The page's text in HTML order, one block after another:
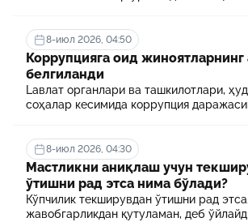
8-июл 2026, 04:50
Коррупцияга оид жиноятларнинг
белгиланди
Lавлат органлари ва ташкилотлари,
соҳалар кесимида коррупция
8-июл 2026, 04:30
Мастликни аниқлаш учун
ўтишни рад этса нима бўлади?
Кўпчилик текширувдан ўтишни рад этса,
жавобгарликдан қутуламан, деб